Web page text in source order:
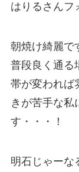
はりるさんフ
朝焼け綺麗で
普段良く通る
帯が変われば
きが苦手な私
す・・・！
明石じゃーな